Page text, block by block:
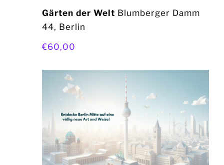
Gärten der Welt Blumberger Damm
44, Berlin
€60,00